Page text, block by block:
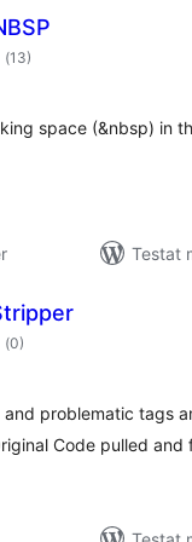
(Totalt
antal
13)
space (&nbsp) in
Testat
(Totalt
antal
0)
problematic tags
Code pulled